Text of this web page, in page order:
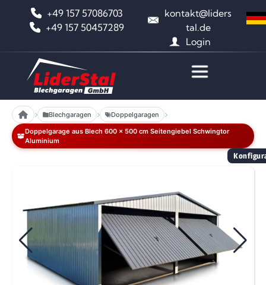
+49 157 57086703
+49 157 50457289
kontakt@liders
tal.de
Login
Blechgaragen
Doppelgaragen
Doppelgarage aus Blech 600 x 500 cm Seitengiebel Schwingtor
Aluminium